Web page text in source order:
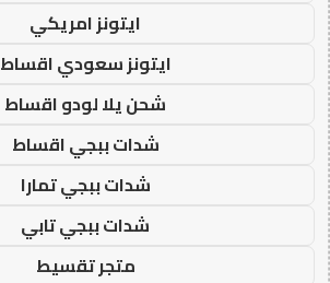
ايتونز امريكي
ايتونز سعودي اقساط
شحن يلا لودو اقساط
شدات ببجي اقساط
شدات ببجي تمارا
شدات ببجي تابي
متجر تقسيط